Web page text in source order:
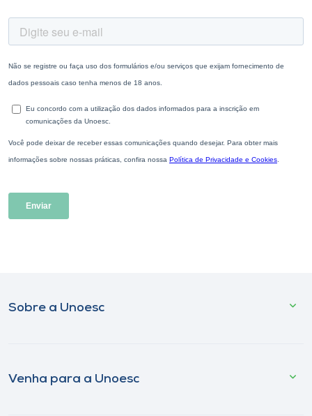
Sobre a Unoesc
Venha para a Unoesc